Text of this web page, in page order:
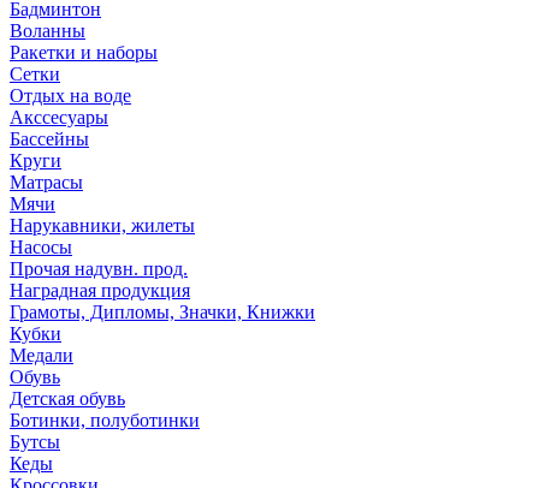
Бадминтон
Воланны
Ракетки и наборы
Сетки
Отдых на воде
Акссесуары
Бассейны
Круги
Матрасы
Мячи
Нарукавники, жилеты
Насосы
Прочая надувн. прод.
Наградная продукция
Грамоты, Дипломы, Значки, Книжки
Кубки
Медали
Обувь
Детская обувь
Ботинки, полуботинки
Бутсы
Кеды